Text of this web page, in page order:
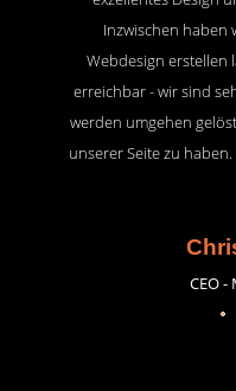
Inzwischen haben
Webdesign erstellen
erreichbar - wir sind
werden umgehen
unserer Seite zu
CEO -